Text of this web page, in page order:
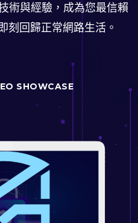
術與經驗，成為您最信賴
刻回歸正常網路生活。
SHOWCASE